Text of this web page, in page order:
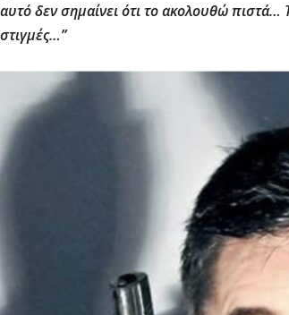
αυτό δεν σημαίνει ότι το ακολουθώ
στιγμές…”